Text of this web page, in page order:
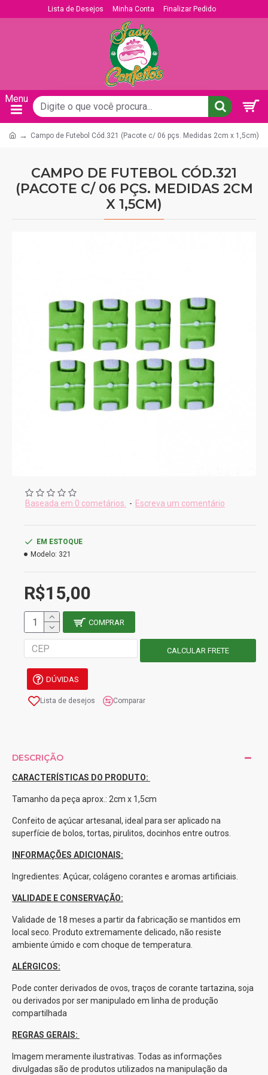
Lista de Desejos Minha Conta Finalizar Pedido
Campo de Futebol Cód.321 (Pacote c/ 06 pçs. Medidas 2cm x 1,5cm)
CAMPO DE FUTEBOL CÓD.321
(PACOTE C/ 06 PÇS. MEDIDAS 2CM
X 1,5CM)
Baseada em 0 cometários. - Escreva um comentário
R$15,00
EM ESTOQUE
Modelo: 321
COMPRAR
DÚVIDAS
Lista de desejos Comparar
DESCRIÇÃO
CARACTERÍSTICAS DO PRODUTO:
Tamanho da peça aprox.: 2cm x 1,5cm
Confeito de açúcar artesanal, ideal para ser aplicado na
superfície de bolos, tortas, pirulitos, docinhos entre outros.
INFORMAÇÕES ADICIONAIS:
Ingredientes: Açúcar, colágeno corantes e aromas artificiais.
VALIDADE E CONSERVAÇÃO:
Validade de 18 meses a partir da fabricação se mantidos em
local seco. Produto extremamente delicado, não resiste
ambiente úmido e com choque de temperatura.
ALÉRGICOS:
Pode conter derivados de ovos, traços de corante tartazina, soja
ou derivados por ser manipulado em linha de produção
compartilhada
REGRAS GERAIS:
Imagem meramente ilustrativas. Todas as informações
divulgadas são de produtos utilizados na manipulação da